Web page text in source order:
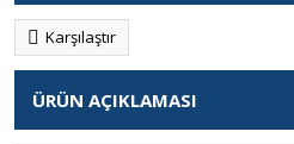
Karşılaştır
ÜRÜN AÇIKLAMASI